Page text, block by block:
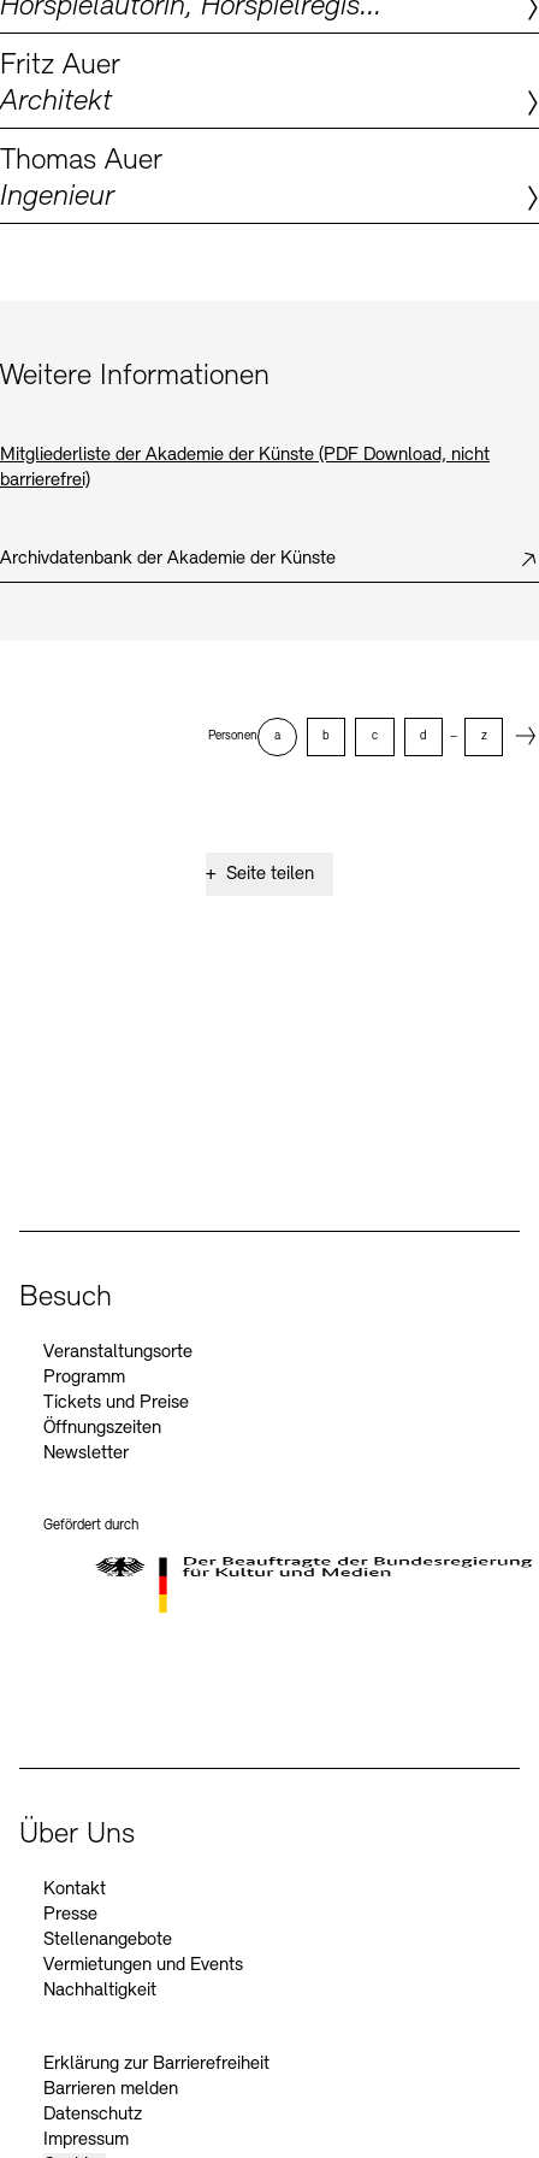
Nachhaltigkeit
Digitale Sammlungen Exil-Archive
Hörspielautorin, Hörspielregisseurin, Dramaturgin
Fritz Auer
Architekt
Thomas Auer
Ingenieur
Weitere Informationen
Mitgliederliste der Akademie der Künste (PDF Download, nicht
barrierefrei)
Archivdatenbank der Akademie der Künste
Personen a b c d – z
+ Seite teilen
Besuch
Veranstaltungsorte
Programm
Tickets und Preise
Öffnungszeiten
Newsletter
Gefördert durch
Über Uns
Kontakt
Presse
Stellenangebote
Vermietungen und Events
Nachhaltigkeit
Erklärung zur Barrierefreiheit
Barrieren melden
Datenschutz
Impressum